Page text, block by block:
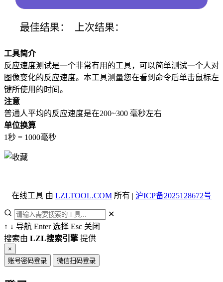
最佳结果： 上次结果：
工具简介
反应速度测试是一个非常有用的工具，可以简单测试一个人对
图像变化的反应速度。本工具测量您在看到命令后单击鼠标左
键所使用的时间。
注意
普通人平均的反应速度是在200~300 毫秒左右
单位换算
1秒 = 1000毫秒
在线工具 由 LZLTOOL.COM 所有 | 沪ICP备2025128672号
✕
↑ ↓ 导航 Enter选择 Esc 关闭
搜索由 LZL搜索引擎提供
×
账号密码登录
微信扫码登录